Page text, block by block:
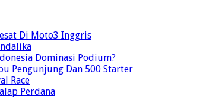
Di Moto3 Inggris
Dominasi Podium?
Pengunjung Dan 500 Starter
Race
Perdana